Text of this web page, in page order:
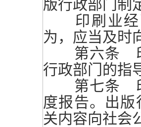
版行政部门制
印刷业经
为，应当及时
第六条 印
行政部门的指
第七条 印
度报告。出
关内容向社会